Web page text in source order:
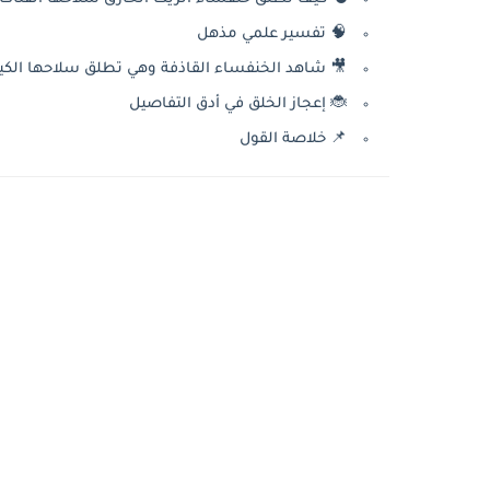
🧠 تفسير علمي مذهل
🎥 شاهد الخنفساء القاذفة وهي تطلق سلاحها
🐞 إعجاز الخلق في أدق التفاصيل
📌 خلاصة القول